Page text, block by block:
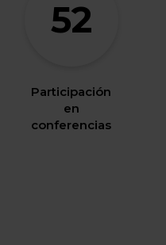
52
Participación
en
conferencias